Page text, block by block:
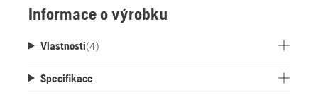
Informace o výrobku
Vlastnosti(4)
Specifikace